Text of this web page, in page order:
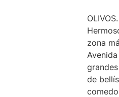
zona
de